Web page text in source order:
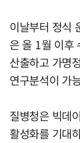
이날부터 정식
은 올 1월 이후
산출하고 가명
연구분석이 가
질병청은 빅데
활성화를 기대